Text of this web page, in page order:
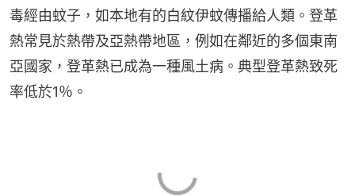
毒經由蚊子，如本地有的白紋伊蚊傳播給人類。登革
熱常見於熱帶及亞熱帶地區，例如在鄰近的多個東南
亞國家，登革熱已成為一種風土病。典型登革熱致死
率低於1％。